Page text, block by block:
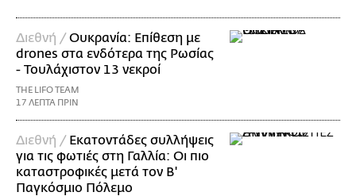
Διεθνή /Ουκρανία: Επίθεση με
drones στα ενδότερα της Ρωσίας
- Τουλάχιστον 13 νεκροί
THE LIFO TEAM
17 ΛΕΠΤΑ ΠΡΙΝ
Διεθνή / Εκατοντάδες συλλήψεις
για τις φωτιές στη Γαλλία: Οι πιο
καταστροφικές μετά τον Β'
Παγκόσμιο Πόλεμο